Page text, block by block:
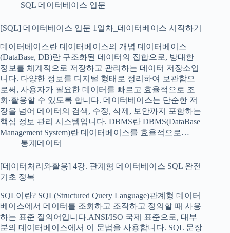
SQL 데이터베이스 입문
[SQL] 데이터베이스 입문 1일차_데이터베이스 시작하기
데이터베이스란 데이터베이스의 개념 데이터베이스
(DataBase, DB)란 구조화된 데이터의 집합으로, 방대한
정보를 체계적으로 저장하고 관리하는 데이터 저장소입
니다. 다양한 정보를 디지털 형태로 정리하여 보관함으
로써, 사용자가 필요한 데이터를 빠르고 효율적으로 조
회·활용할 수 있도록 합니다. 데이터베이스는 단순한 저
장을 넘어 데이터의 검색, 수정, 삭제, 보안까지 포함하는
핵심 정보 관리 시스템입니다. DBMS란 DBMS(DataBase
Management System)란 데이터베이스를 효율적으로…
통계데이터
[데이터처리와활용] 4강. 관계형 데이터베이스 SQL 완전
기초 정복
SQL이란? SQL(Structured Query Language)관계형 데이터
베이스에서 데이터를 조회하고 조작하고 정의할 때 사용
하는 표준 질의어입니다.ANSI/ISO 국제 표준으로, 대부
분의 데이터베이스에서 이 문법을 사용합니다. SQL 문장